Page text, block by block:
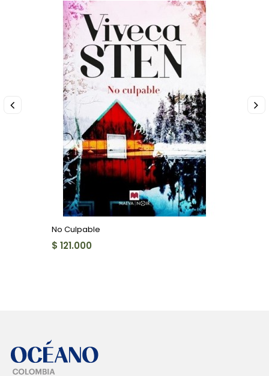
No Culpable
$ 121.000